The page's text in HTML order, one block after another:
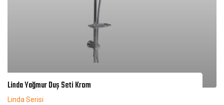
Linda Yağmur Duş Seti Krom
Linda Serisi